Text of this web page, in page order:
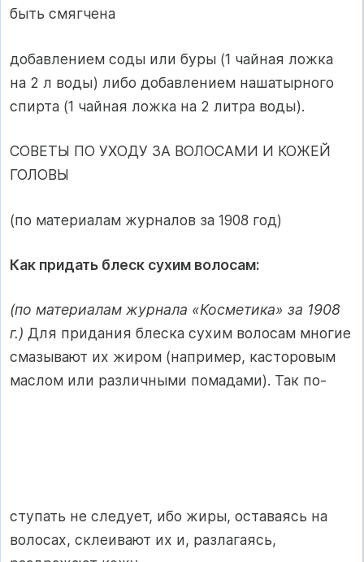
быть смягчена
добавлением соды или буры (1 чайная ложка
на 2 л воды) либо добавлением нашатырного
спирта (1 чайная ложка на 2 литра воды).
СОВЕТЫ ПО УХОДУ ЗА ВОЛОСАМИ И КОЖЕЙ
ГОЛОВЫ
(по материалам журналов за 1908 год)
Как придать блеск сухим волосам:
(по материалам журнала «Косметика» за 1908
г.) Для придания блеска сухим волосам многие
смазывают их жиром (например, касторовым
маслом или различными помадами). Так по-
ступать не следует, ибо жиры, оставаясь на
волосах, склеивают их и, разлагаясь,